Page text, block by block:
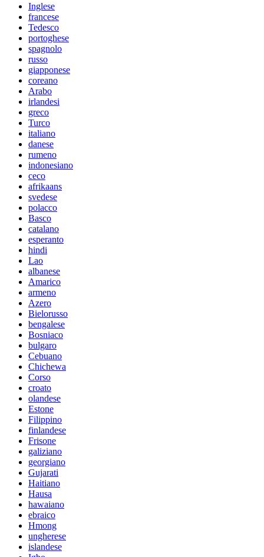
Inglese
francese
Tedesco
portoghese
spagnolo
russo
giapponese
coreano
Arabo
irlandesi
greco
Turco
italiano
danese
rumeno
indonesiano
ceco
afrikaans
svedese
polacco
Basco
catalano
esperanto
hindi
Lao
albanese
Amarico
armeno
Azero
Bielorusso
bengalese
Bosniaco
bulgaro
Cebuano
Chichewa
Corso
croato
olandese
Estone
Filippino
finlandese
Frisone
galiziano
georgiano
Gujarati
Haitiano
Hausa
hawaiano
ebraico
Hmong
ungherese
islandese